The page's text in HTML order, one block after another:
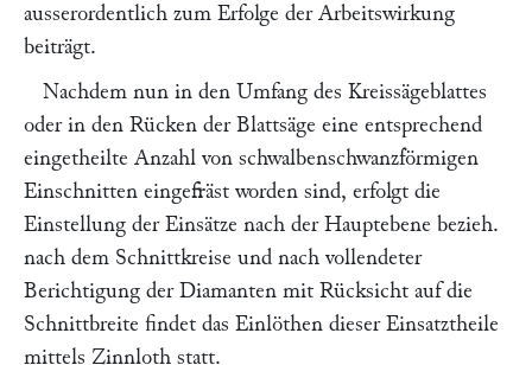
ausserordentlich zum Erfolge der Arbeitswirkung
beiträgt.
Nachdem nun in den Umfang des Kreissägeblattes
oder in den Rücken der Blattsäge eine entsprechend
eingetheilte Anzahl von schwalbenschwanzförmigen
Einschnitten eingefräst worden sind, erfolgt die
Einstellung der Einsätze nach der Hauptebene bezieh.
nach dem Schnittkreise und nach vollendeter
Berichtigung der Diamanten mit Rücksicht auf die
Schnittbreite findet das Einlöthen dieser Einsatztheile
mittels Zinnloth statt.